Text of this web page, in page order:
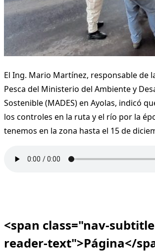
El Ing. Mario Martínez, responsable de
Pesca del Ministerio del Ambiente y
Sostenible (MADES) en Ayolas, indicó
los controles en la ruta y el río por la
tenemos en la zona hasta el 15 de
<span class="nav-
reader-text">Página</